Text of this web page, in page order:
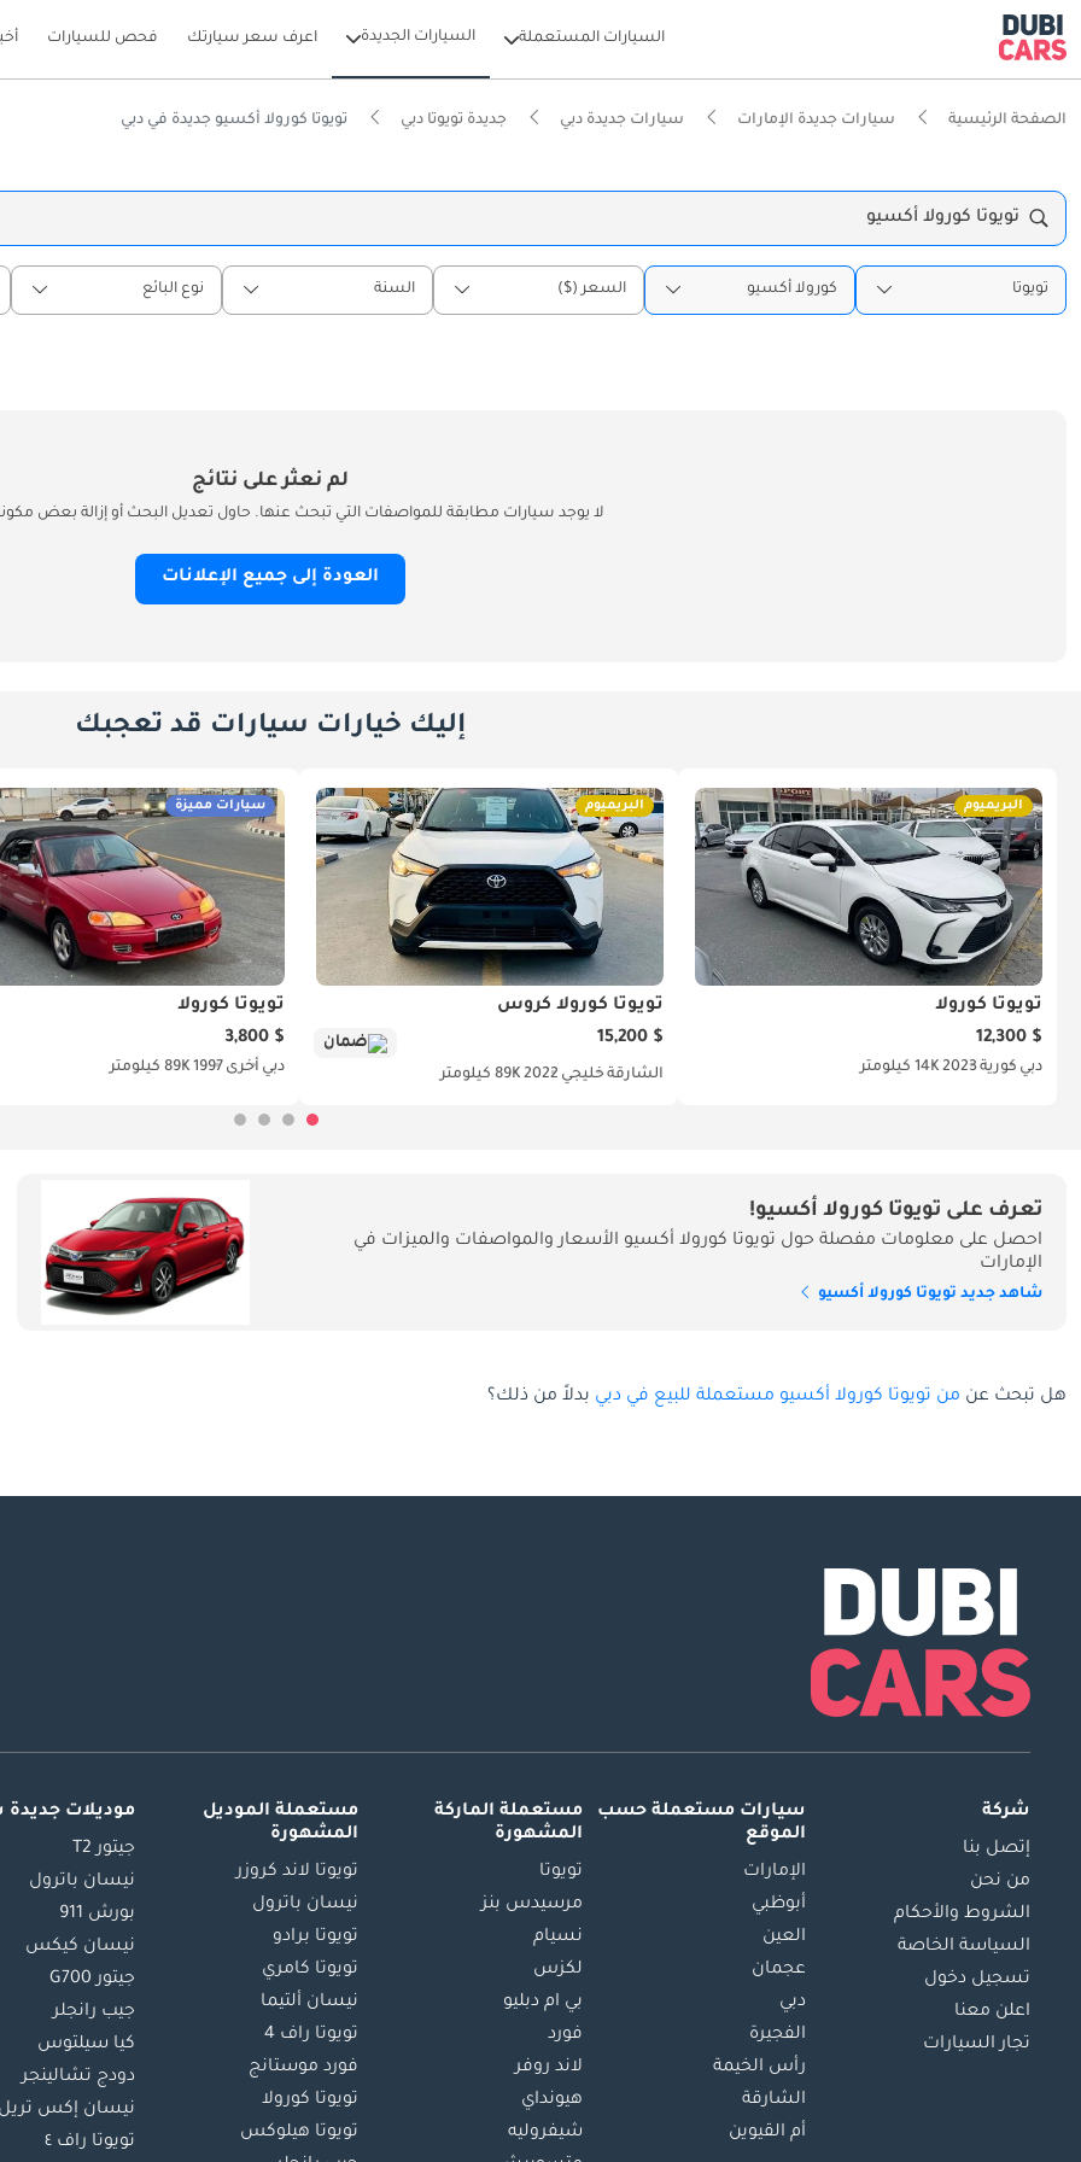
السيارات المستعملة السيارات الجديدة اعرف سعر سيارتك فحص للسيارات
الصفحة الرئيسية سيارات جديدة الإمارات سيارات جديدة دبي جديدة تويوتا دبي تويوتا كورولا أكسيو جديدة في دبي
تويوتا كورولا أكسيو
تويوتا كورولا أكسيو السعر ($) السنة نوع البائع
لم نعثر على نتائج
لا يوجد سيارات مطابقة للمواصفات التي تبحث عنها. حاول تعديل البحث أو إزالة بعض
العودة إلى جميع الإعلانات
إليك خيارات سيارات قد تعجبك
البريميوم
تويوتا كورولا
$ 12,300
دبي كورية202314K كيلومتر
البريميوم
تويوتا كورولا كروس
$ 15,200
ضمان
الشارقة خليجي 202289K كيلومتر
سيارات مميزة
تويوتا كورولا
$ 3,800
دبي أخرى 1997 89K كيلومتر
تعرف على تويوتا كورولا أكسيو!
احصل على معلومات مفصلة حول تويوتا كورولا أكسيو الأسعار والمواصفات والميزات في
الإمارات
شاهد جديد تويوتا كورولا أكسيو
هل تبحث عن من تويوتا كورولا أكسيو مستعملة للبيع في دبي بدلاً من ذلك؟
شركة
إتصل بنا
من نحن
الشروط والأحكام
السياسة الخاصة
تسجيل دخول
اعلن معنا
تجار السيارات
سيارات مستعملة حسب
الموقع
الإمارات
أبوظبي
العين
عجمان
دبي
الفجيرة
رأس الخيمة
الشارقة
أم القيوين
مستعملة الماركة
المشهورة
تويوتا
مرسيدس بنز
نسيام
لكزس
بي ام دبليو
فورد
لاند روفر
هيونداي
شيفروليه
مستعملة الموديل
المشهورة
تويوتا لاند كروزر
نيسان باترول
تويوتا برادو
تويوتا كامري
نيسان ألتيما
تويوتا راف 4
فورد موستانج
تويوتا كورولا
تويوتا هيلوكس
موديلات
جيتور T2
نيسان باترول
بورش 911
نيسان كيكس
جيتور G700
جيب رانجلر
كيا سيلتوس
دودج تشالينجر
نيسان إكس تريل
تويوتا راف ٤